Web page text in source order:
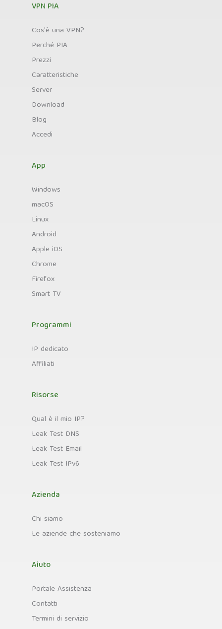
VPN PIA
Cos'è una VPN?
Perché PIA
Prezzi
Caratteristiche
Server
Download
Blog
Accedi
App
Windows
macOS
Linux
Android
Apple iOS
Chrome
Firefox
Smart TV
Programmi
IP dedicato
Affiliati
Risorse
Qual è il mio IP?
Leak Test DNS
Leak Test Email
Leak Test IPv6
Azienda
Chi siamo
Le aziende che sosteniamo
Aiuto
Portale Assistenza
Contatti
Termini di servizio